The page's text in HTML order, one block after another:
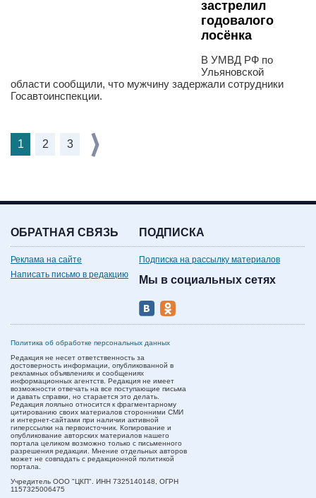
застрелил
годовалого
лосёнка
В УМВД РФ по
Ульяновской
области сообщили, что мужчину задержали сотрудники
Госавтоинспекции.
1 2 3
ОБРАТНАЯ СВЯЗЬ
Реклама на сайте
Написать письмо в редакцию
ПОДПИСКА
Подписка на рассылку материалов
Мы в социальных сетях
Политика об обработке персональных данных
Редакция не несет ответственность за
достоверность информации, опубликованной в
рекламных объявлениях и сообщениях
информационных агентств. Редакция не имеет
возможности отвечать на все поступающие письма
и давать справки, но старается это делать.
Редакция лояльно относится к фрагментарному
цитированию своих материалов сторонними СМИ
и интернет-сайтами при наличии активной
гиперссылки на первоисточник. Копирование и
опубликование авторских материалов нашего
портала целиком возможно только с письменного
разрешения редакции. Мнение отдельных авторов
может не совпадать с редакционной политикой
портала.
Учредитель ООО "ЦКП". ИНН 7325140148, ОГРН
1157325006475